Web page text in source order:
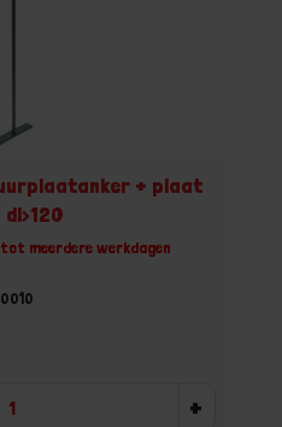
Muurplaatanker + plaat
dl>120
meerdere werkdagen
+